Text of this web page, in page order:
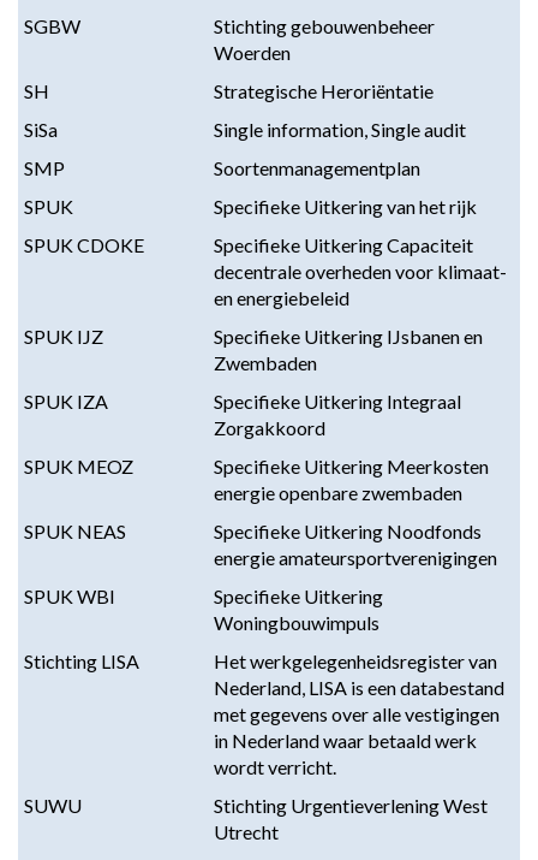
SGBW
Stichting gebouwenbeheer
Woerden
SH
Strategische Heroriëntatie
SiSa
Single information, Single audit
SMP
Soortenmanagementplan
SPUK
Specifieke Uitkering van het rijk
SPUK CDOKE
Specifieke Uitkering Capaciteit
decentrale overheden voor klimaat-
en energiebeleid
SPUK IJZ
Specifieke Uitkering IJsbanen en
Zwembaden
SPUK IZA
Specifieke Uitkering Integraal
Zorgakkoord
SPUK MEOZ
Specifieke Uitkering Meerkosten
energie openbare zwembaden
SPUK NEAS
Specifieke Uitkering Noodfonds
energie amateursportverenigingen
SPUK WBI
Specifieke Uitkering
Woningbouwimpuls
Stichting LISA
Het werkgelegenheidsregister van
Nederland, LISA is een databestand
met gegevens over alle vestigingen
in Nederland waar betaald werk
wordt verricht.
SUWU
Stichting Urgentieverlening West
Utrecht